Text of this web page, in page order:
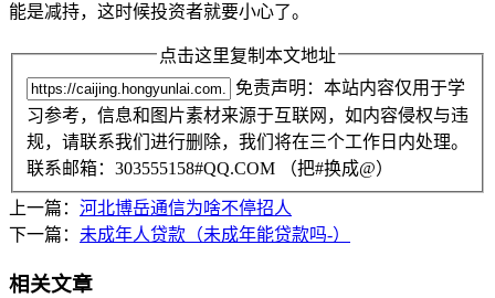
能是减持，这时候投资者就要小心了。
点击这里复制本文地址
免责声明：本站内容仅用于学
习参考，信息和图片素材来源于互联网，如内容侵权与违
规，请联系我们进行删除，我们将在三个工作日内处理。
联系邮箱：303555158#QQ.COM （把#换成@）
上一篇： 河北博岳通信为啥不停招人
下一篇： 未成年人贷款（未成年能贷款吗-）
相关文章